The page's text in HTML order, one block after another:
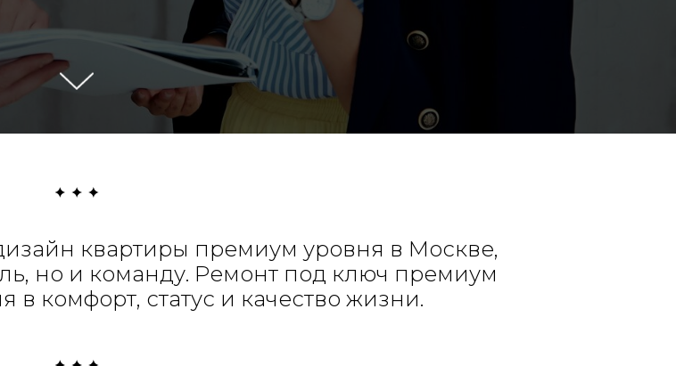
квартиры премиум уровня в Москве,
но и команду. Ремонт под ключ премиум
в комфорт, статус и качество жизни.